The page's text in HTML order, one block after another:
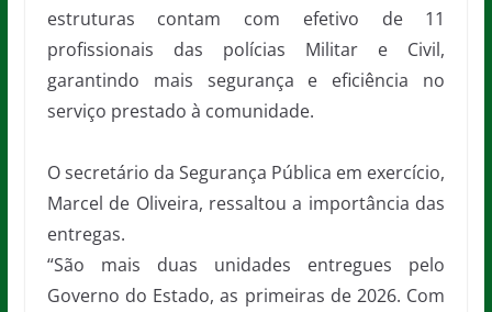
estruturas contam com efetivo de 11
profissionais das polícias Militar e Civil,
garantindo mais segurança e eficiência no
serviço prestado à comunidade.
O secretário da Segurança Pública em exercício,
Marcel de Oliveira, ressaltou a importância das
entregas.
“São mais duas unidades entregues pelo
Governo do Estado, as primeiras de 2026. Com